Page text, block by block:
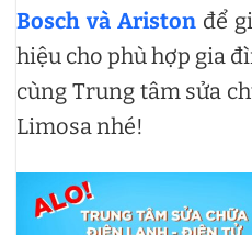
Bosch và Ariston để
hiệu cho phù hợp gia
cùng Trung tâm sửa
Limosa nhé!